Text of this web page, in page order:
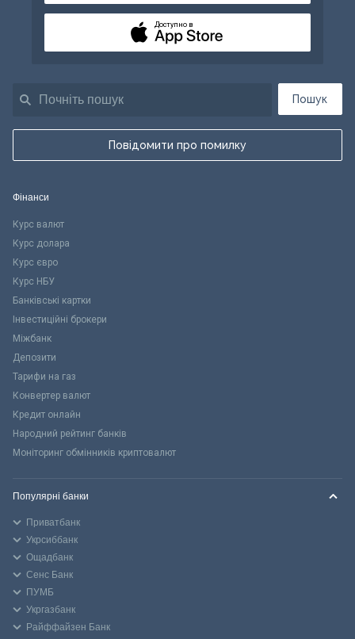
Пошук
Повідомити про помилку
Доступно в
Фінанси
Курс валют
Курс долара
Курс євро
Курс НБУ
Банківські картки
Інвестиційні брокери
Міжбанк
Депозити
Тарифи на газ
Конвертер валют
Кредит онлайн
Народний рейтинг банків
Моніторинг обмінників криптовалют
Популярні банки
Приватбанк
Укрсиббанк
Ощадбанк
Сенс Банк
ПУМБ
Укргазбанк
Райффайзен Банк